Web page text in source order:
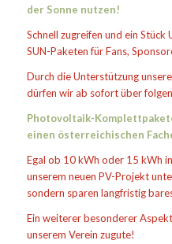
der Sonne nutzen!
Schnell zugreifen und ein
SUN-Paketen für Fans,
Durch die Unterstützung
dürfen wir ab sofort über
Photovoltaik-
einen österreichischen
Egal ob 10 kWh oder 15 kWh
unserem neuen PV-Projekt
sondern sparen langfristig
Ein weiterer besonderer
unserem Verein zugute!